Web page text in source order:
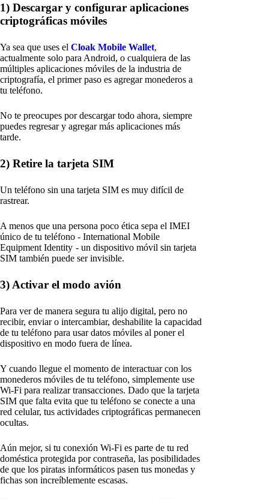
1) Descargar y configurar aplicaciones
criptográficas móviles
Ya sea que uses el Cloak Mobile Wallet,
actualmente solo para Android, o cualquiera de las
múltiples aplicaciones móviles de la industria de
criptografía, el primer paso es agregar monederos a
tu teléfono.
No te preocupes por descargar todo ahora, siempre
puedes regresar y agregar más aplicaciones más
tarde.
2) Retire la tarjeta SIM
Un teléfono sin una tarjeta SIM es muy difícil de
rastrear.
A menos que una persona poco ética sepa el IMEI
único de tu teléfono - International Mobile
Equipment Identity - un dispositivo móvil sin tarjeta
SIM también puede ser invisible.
3) Activar el modo avión
Para ver de manera segura tu alijo digital, pero no
recibir, enviar o intercambiar, deshabilite la capacidad
de tu teléfono para usar datos móviles al poner el
dispositivo en modo fuera de línea.
Y cuando llegue el momento de interactuar con los
monederos móviles de tu teléfono, simplemente use
Wi-Fi para realizar transacciones. Dado que la tarjeta
SIM que falta evita que tu teléfono se conecte a una
red celular, tus actividades criptográficas permanecen
ocultas.
Aún mejor, si tu conexión Wi-Fi es parte de tu red
doméstica protegida por contraseña, las posibilidades
de que los piratas informáticos pasen tus monedas y
fichas son increíblemente escasas.